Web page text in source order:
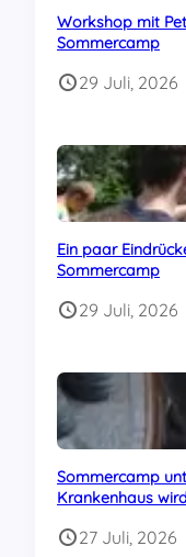
Workshop mit
Sommercamp
29 Juli, 2026
Ein paar
Sommercamp
29 Juli, 2026
Sommercamp
Krankenhaus
27 Juli, 2026